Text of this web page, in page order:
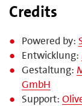
Credits
Powered by:
Entwicklung:
Gestaltung:
GmbH
Support: